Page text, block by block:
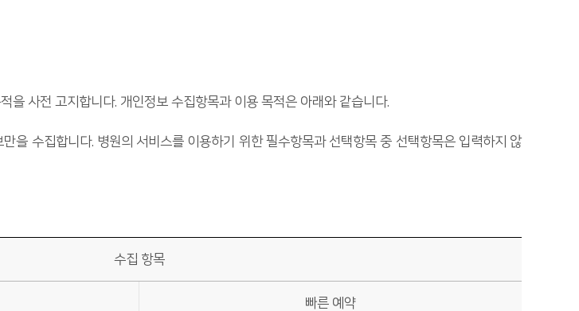
사전 고지합니다. 개인정보 수집항목과 이용 목적은 아래와 같습니다.
수집합니다. 병원의 서비스를 이용하기 위한 필수항목과 선택항목 중 선택항목은 입력하지 않
수집 항목
빠른 예약